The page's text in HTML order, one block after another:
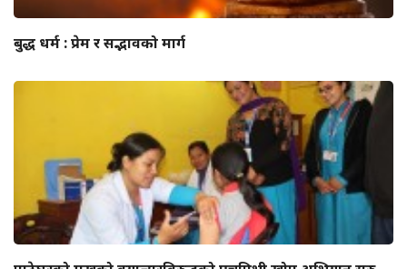
बुद्ध धर्म : प्रेम र सद्भावको मार्ग